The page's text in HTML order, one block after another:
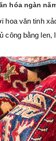
hóa ngàn
hoa văn tinh
công bằng